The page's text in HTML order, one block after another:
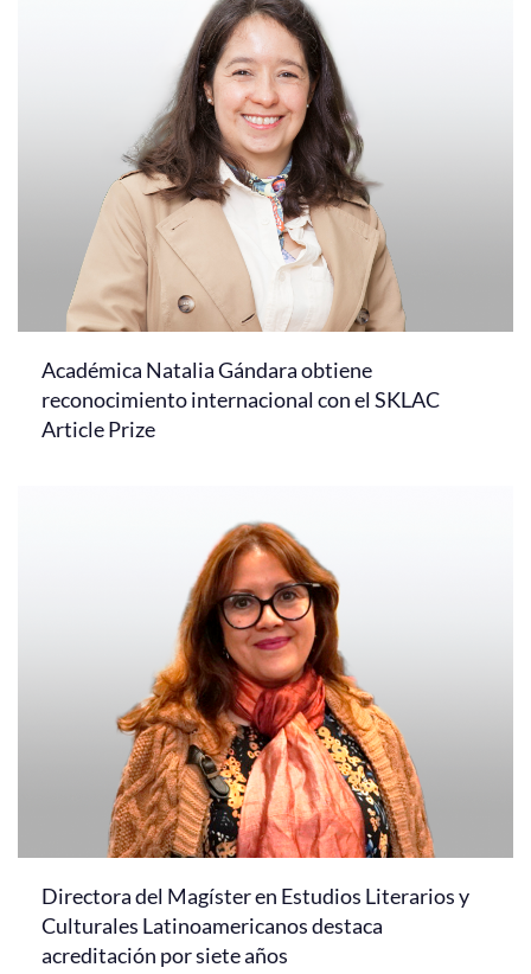
Académica Natalia Gándara obtiene
reconocimiento internacional con el SKLAC
Article Prize
Directora del Magíster en Estudios Literarios y
Culturales Latinoamericanos destaca
acreditación por siete años